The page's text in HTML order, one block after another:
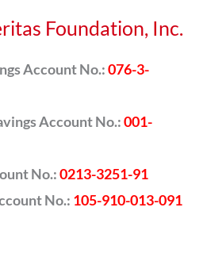
Foundation, Inc.
Account No.:076-3-
Account No.:001-
No.:0213-3251-91
No.: 105-910-013-091